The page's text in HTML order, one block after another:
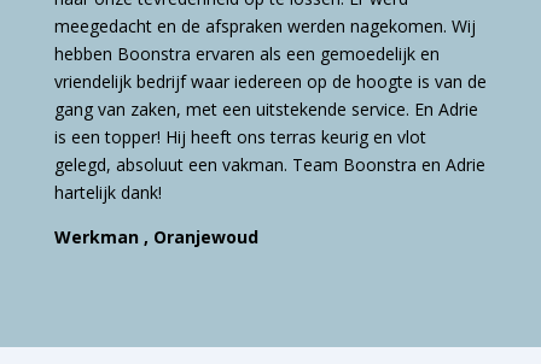
meegedacht en de afspraken werden nagekomen. Wij
hebben Boonstra ervaren als een gemoedelijk en
vriendelijk bedrijf waar iedereen op de hoogte is van de
gang van zaken, met een uitstekende service. En Adrie
is een topper! Hij heeft ons terras keurig en vlot
gelegd, absoluut een vakman. Team Boonstra en Adrie
hartelijk dank!
Werkman , Oranjewoud